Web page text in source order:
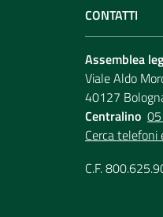
CONTATTI
Assemblea
Viale Aldo
40127
Centralino
Cerca telefoni
C.F.